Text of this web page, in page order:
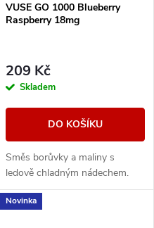
VUSE GO 1000 Blueberry
Raspberry 18mg
209 Kč
Skladem
DO KOŠÍKU
Směs borůvky a maliny s
ledově chladným nádechem.
Novinka